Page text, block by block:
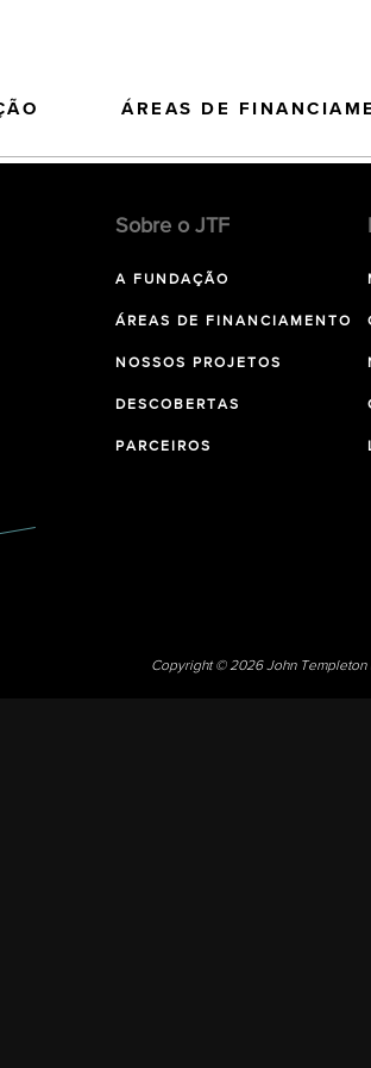
ÁREAS DE
Sobre o JTF
A FUNDAÇÃO
ÁREAS DE FINANCIAMENTO
NOSSOS PROJETOS
DESCOBERTAS
PARCEIROS
Copyright © 2026 John